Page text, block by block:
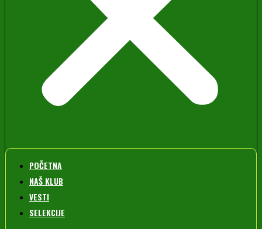
POČETNA
NAŠ KLUB
VESTI
SELEKCIJE